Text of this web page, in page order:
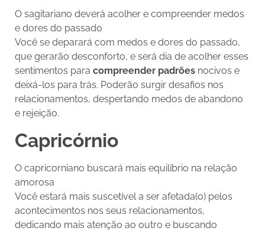
O sagitariano deverá acolher e compreender medos
e dores do passado
Você se deparará com medos e dores do passado,
que gerarão desconforto, e será dia de acolher esses
sentimentos para compreender padrões nocivos e
deixá-los para trás. Poderão surgir desafios nos
relacionamentos, despertando medos de abandono
e rejeição.
Capricórnio
O capricorniano buscará mais equilíbrio na relação
amorosa
Você estará mais suscetível a ser afetada(o) pelos
acontecimentos nos seus relacionamentos,
dedicando mais atenção ao outro e buscando